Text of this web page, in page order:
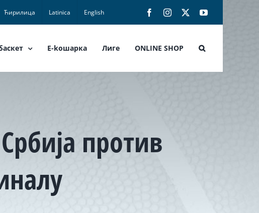
Ћирилица Latinica English FacebookInstagram YouTube
E-koшарка Лиге ONLINE SHOP
против